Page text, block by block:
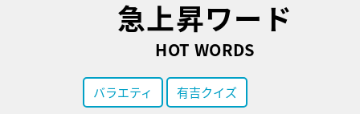
急上昇ワード
HOT WORDS
バラエティ 有吉クイズ